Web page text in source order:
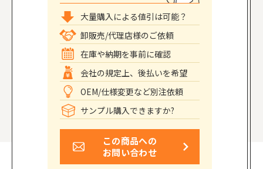
大量購入による値引は可能？
卸販売/代理店様のご依頼
在庫や納期を事前に確認
会社の規定上、後払いを希望
OEM/仕様変更など別注依頼
サンプル購入できますか?
この商品への
お問い合わせ